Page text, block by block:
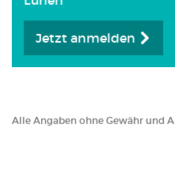
Jetzt anmelden
Alle Angaben ohne Gewähr und